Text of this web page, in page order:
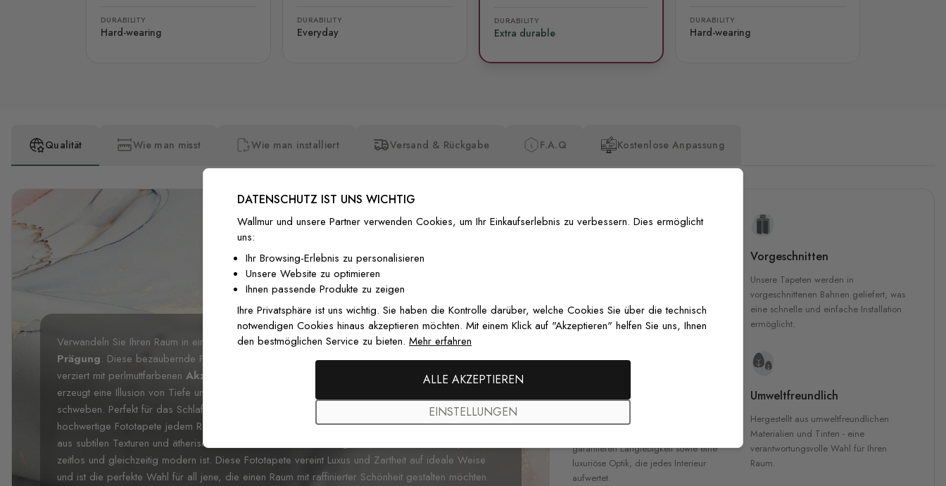
DURABILITY
Hard-wearing
DURABILITY
Everyday
DURABILITY
Extra durable
DURABILITY
Hard-wearing
Qualität Wie man misst Wie man installiert Versand & Rückgabe F.A.Q Kostenlose Anpassung
Verwandeln Sie Ihren Raum in ein traumhaftes Paradies mit unserer3D Tulpen Fototapete mit
Prägung. Diese bezaubernde Fototapete zeigt zarte Tulpenblüten in sanftem Lila und Creme,
verziert mit perlmuttfarbenen Akzenten
und graziösen Schwüngen. Der atemberaubende 3D-Effekt
erzeugt eine Illusion von Tiefe und lässt jede Blume elegant vor dem zarten Rosa-Hintergrund
schweben. Perfekt für das Schlafzimmer, Brautboutiquen oder elegante Homeoffices verleiht diese
hochwertige Fototapete jedem Raum einen Hauch moderner Romantik. Die harmonische Mischung
aus subtilen Texturen und ätherischen Blumen schafft eine beruhigende, erhebende Atmosphäre, die
zeitlos und gleichzeitig modern ist. Diese Fototapete vereint Luxus und Zartheit auf ideale Weise
und ist die perfekte Wahl für all jene, die einen Raum mit raffinierter Schönheit gestalten möchten.
zertifizierten Tinten für garantierte
Sicherheit in Innenräumen.
Vorgeschnitten
Unsere Tapeten werden in
vorgeschnittenen Bahnen geliefert, was
eine schnelle und einfache Installation
ermöglicht.
Hochwertige Materialien
garantieren Langlebigkeit sowie eine
luxuriöse Optik, die jedes Interieur
aufwertet.
Umweltfreundlich
Hergestellt aus umweltfreundlichen
Materialien und Tinten - eine
verantwortungsvolle Wahl für Ihren
Raum.
DATENSCHUTZ IST UNS WICHTIG
Wallmur und unsere Partner verwenden Cookies, um Ihr Einkaufserlebnis zu verbessern. Dies ermöglicht
uns:
Ihr Browsing-Erlebnis zu personalisieren
Unsere Website zu optimieren
Ihnen passende Produkte zu zeigen
Ihre Privatsphäre ist uns wichtig. Sie haben die Kontrolle darüber, welche Cookies Sie über die technisch
notwendigen Cookies hinaus akzeptieren möchten. Mit einem Klick auf "Akzeptieren" helfen Sie uns, Ihnen
den bestmöglichen Service zu bieten. Mehr erfahren
ALLE AKZEPTIEREN
EINSTELLUNGEN